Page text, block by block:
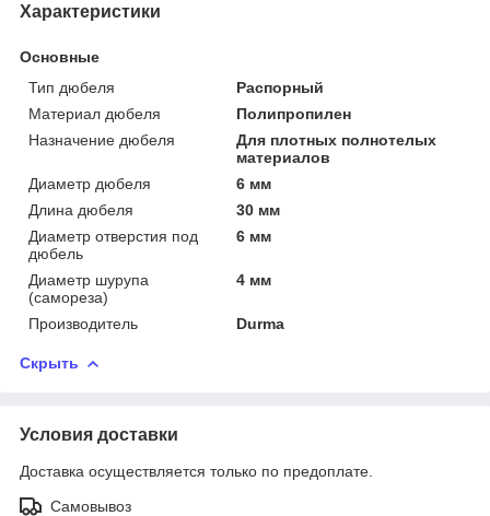
Характеристики
Основные
Тип дюбеля
Распорный
Материал дюбеля
Полипропилен
Назначение дюбеля
Для плотных полнотелых
материалов
Диаметр дюбеля
6 мм
Длина дюбеля
30 мм
Диаметр отверстия под
дюбель
6 мм
Диаметр шурупа
(самореза)
4 мм
Производитель Durma
Скрыть
Условия доставки
Доставка осуществляется только по предоплате.
Самовывоз